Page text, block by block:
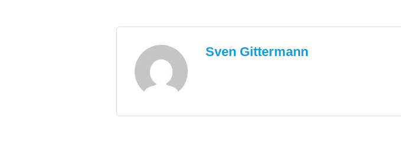
Sven Gittermann